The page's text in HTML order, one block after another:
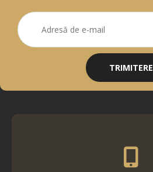
TRIMITERE